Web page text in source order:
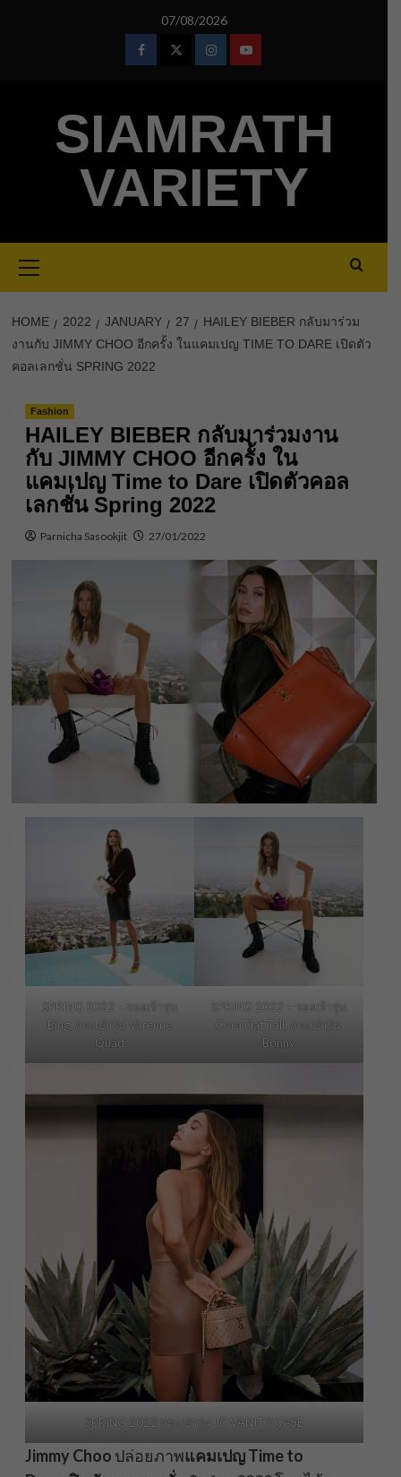
07/08/2026
FacebookTwitterInstagramYoutube
SIAMRATH
VARIETY
Menu
HOME 2022 JANUARY 27
HAILEY BIEBER กลับมาร่วม
งานกับ JIMMY CHOO อีกครั้ง ในแคมเปญ TIME TO DARE เปิดตัว
คอลเลกชั่น SPRING 2022
Fashion
HAILEY BIEBER กลับมาร่วมงาน
กับ JIMMY CHOO อีกครั้ง ใน
แคมเปญ Time to Dare เปิดตัวคอล
เลกชั่น Spring 2022
Parnicha Sasookjit 27/01/2022
SPRING 2022 – รองเท้ารุ่น
Bing, กระเป๋ารุ่น Varenne
Quad
SPRING 2022 – รองเท้ารุ่น
Cora Flat Tall, กระเป๋ารุ่น
Bonny
SPRING 2022 กระเป๋ารุ่น JC VANITY CASE
Jimmy Choo ปล่อยภาพแคมเปญTime to